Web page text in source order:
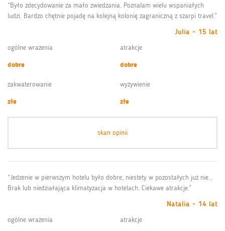
“Było zdecydowanie za mało zwiedzania. Poznalam wielu wspaniałych
ludzi. Bardzo chętnie pojadę na kolejną kolonię zagraniczną z szarpi travel.”
Julia - 15 lat
ogólne wrażenia
dobre
atrakcje
dobre
zakwaterowanie
złe
wyżywienie
złe
skan opinii
“Jedzenie w pierwszym hotelu było dobre, niestety w pozostałych już nie…
Brak lub niedziałająca klimatyzacja w hotelach. Ciekawe atrakcje.”
Natalia - 14 lat
ogólne wrażenia
atrakcje